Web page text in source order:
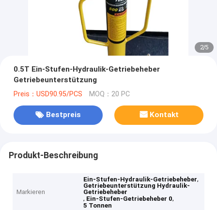
2/5
0.5T Ein-Stufen-Hydraulik-Getriebeheber
Getriebeunterstützung
Preis：USD90.95/PCS MOQ：20 PC
Bestpreis Kontakt
Produkt-Beschreibung
Markieren
Ein-Stufen-Hydraulik-Getriebeheber,
Getriebeunterstützung Hydraulik-
Getriebeheber
, Ein-Stufen-Getriebeheber 0,
5 Tonnen